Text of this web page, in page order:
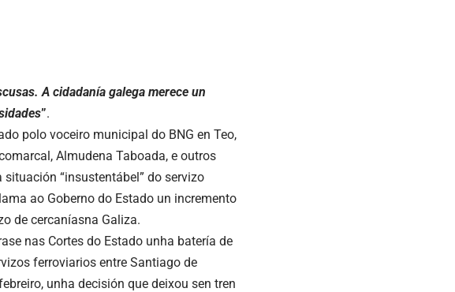
A cidadanía galega merece un
”.
polo voceiro municipal do BNG en Teo,
Almudena Taboada, e outros
“insustentábel” do servizo
ao Goberno do Estado un incremento
de cercaníasna Galiza.
nas Cortes do Estado unha batería de
ferroviarios entre Santiago de
unha decisión que deixou sen tren